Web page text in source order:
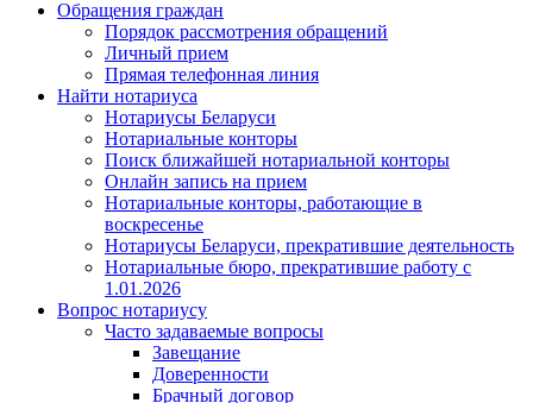
Обращения граждан
Порядок рассмотрения обращений
Личный прием
Прямая телефонная линия
Найти нотариуса
Нотариусы Беларуси
Нотариальные конторы
Поиск ближайшей нотариальной конторы
Онлайн запись на прием
Нотариальные конторы, работающие в
воскресенье
Нотариусы Беларуси, прекратившие деятельность
Нотариальные бюро, прекратившие работу с
1.01.2026
Вопрос нотариусу
Часто задаваемые вопросы
Завещание
Доверенности
Брачный договор